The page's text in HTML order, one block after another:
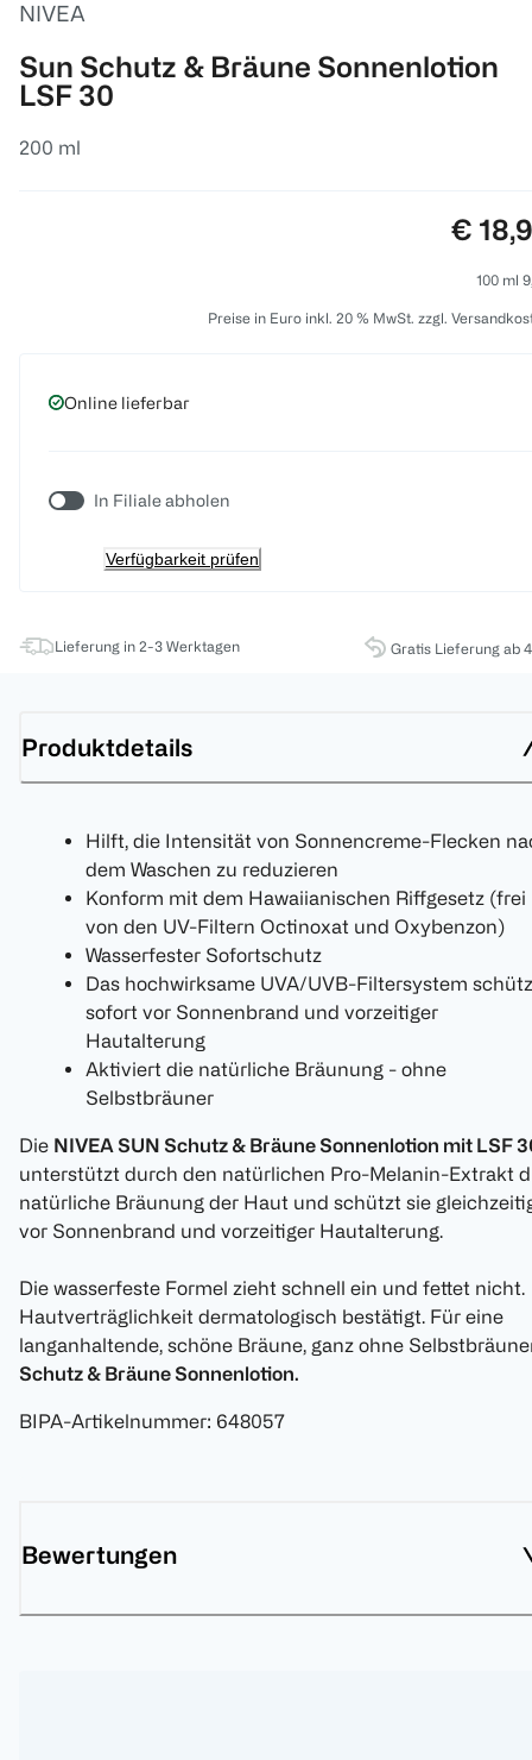
NIVEA
Sun Schutz & Bräune Sonnenlotion
LSF 30
200 ml
Preis:
€
100 ml
Preise in Euro inkl. 20 % MwSt. zzgl.
Online lieferbar
In Filiale abholen
Verfügbarkeit prüfen
Lieferung in 2-3 Werktagen Gratis Lieferung ab
Produktdetails
Hilft, die Intensität von Sonnencreme-Flecken
dem Waschen zu reduzieren
Konform mit dem Hawaiianischen Riffgesetz (frei
von den UV-Filtern Octinoxat und Oxybenzon)
Wasserfester Sofortschutz
Das hochwirksame UVA/UVB-Filtersystem
sofort vor Sonnenbrand und vorzeitiger
Hautalterung
Aktiviert die natürliche Bräunung - ohne
Selbstbräuner
Die NIVEA SUN Schutz & Bräune Sonnenlotion mit LSF
unterstützt durch den natürlichen Pro-Melanin-Extrakt
natürliche Bräunung der Haut und schützt sie
vor Sonnenbrand und vorzeitiger Hautalterung.
Die wasserfeste Formel zieht schnell ein und fettet nicht.
Hautverträglichkeit dermatologisch bestätigt. Für eine
langanhaltende, schöne Bräune, ganz ohne
Schutz & Bräune Sonnenlotion.
BIPA-Artikelnummer: 648057
Bewertungen